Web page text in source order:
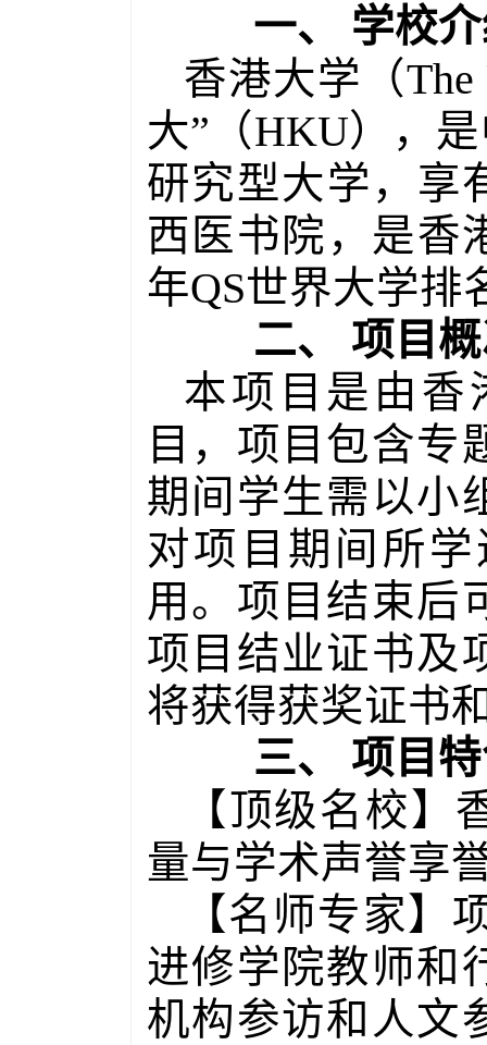
一、 学校
香港大学（
大” （HKU），
研究型大学，享
西医书院，是香
年QS世界大学排
二、 项目
本项目是由香
目，项目包含专
期间学生需以小
对项目期间所
用。项目结束后
项目结业证书及
将获得获奖证书
三、 项目
【顶级名校】
量与学术声誉享
【名师专家】
进修学院教师和
机构参访和人文